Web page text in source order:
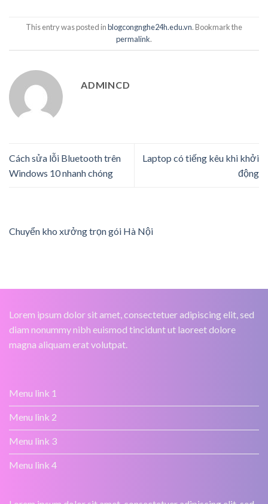
This entry was posted inblogcongnghe24h.edu.vn. Bookmark the
permalink.
ADMINCD
Cách sửa lỗi Bluetooth trên
Windows 10 nhanh chóng
Laptop có tiếng kêu khi khởi
động
Chuyển kho xưởng trọn gói Hà Nội
Lorem ipsum dolor sit amet, consectetuer adipiscing elit, sed
diam nonummy nibh euismod tincidunt ut laoreet dolore
magna aliquam erat volutpat.
Menu link 1
Menu link 2
Menu link 3
Menu link 4